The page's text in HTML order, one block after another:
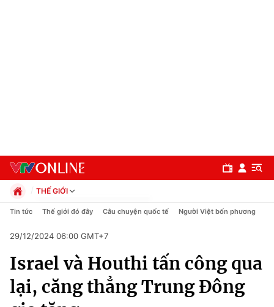
Chuyên mục
Chính trị
THẾ GIỚI
Chính trị
Pháp luật
Kinh tế
Thể thao
Truyền hình
Tin tức Thế giới đó đây Câu chuyện quốc tế Người Việt bốn phương
29/12/2024 06:00 GMT+7
Israel và Houthi tấn công qua
lại, căng thẳng Trung Đông